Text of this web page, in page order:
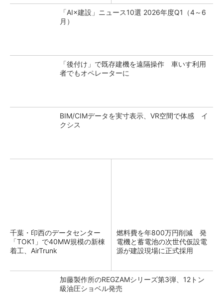
「AI×建設」ニュース10選 2026年度Q1（4～6
月）
「後付け」で既存建機を遠隔操作 車いす利用
者でもオペレーターに
BIM/CIMデータを実寸表示、VR空間で体感 イ
クシス
千葉・印西のデータセンター
「TOK1」で40MW規模の新棟
着工、AirTrunk
燃料費を年800万円削減 発
電機と蓄電池の次世代仮設電
源が建設現場に正式採用
加藤製作所のREGZAMシリーズ第3弾、12トン
級油圧ショベル発売